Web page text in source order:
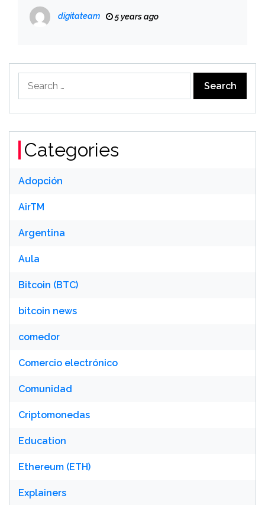
के लायक है?
digitateam 5 years ago
for:
Categories
Adopción
AirTM
Argentina
Aula
Bitcoin (BTC)
bitcoin news
comedor
Comercio electrónico
Comunidad
Criptomonedas
Education
Ethereum (ETH)
Explainers